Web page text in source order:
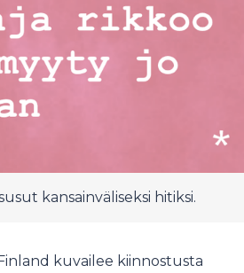
kansainväliseksi hitiksi.
kuvailee kiinnostusta